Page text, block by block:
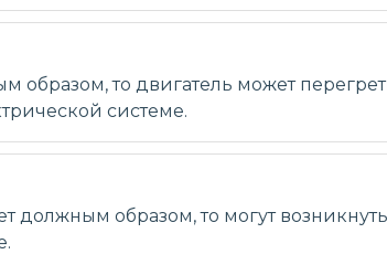
образом, то двигатель может
системе.
должным образом, то могут